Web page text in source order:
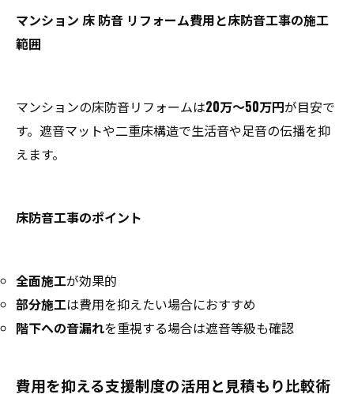
マンション 床 防音 リフォーム費用と床防音工事の施工
範囲
マンションの床防音リフォームは20万～50万円が目安で
す。遮音マットや二重床構造で生活音や足音の伝播を抑
えます。
床防音工事のポイント
全面施工が効果的
部分施工は費用を抑えたい場合におすすめ
階下への音漏れを重視する場合は遮音等級も確認
費用を抑える支援制度の活用と見積もり比較術